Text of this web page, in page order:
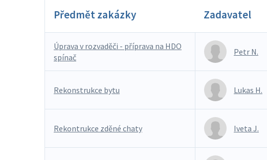
Předmět zakázky Zadavatel
Úprava v rozvaděči - příprava na HDO
spínač
Petr N.
Rekonstrukce bytu Lukas H.
Rekontrukce zděné chaty Iveta J.